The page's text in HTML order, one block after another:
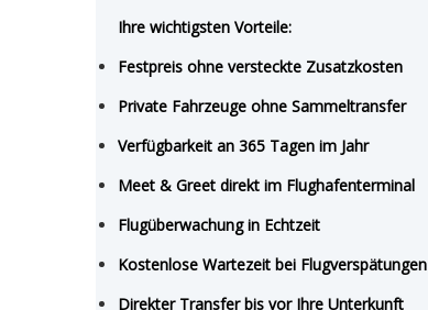
Ihre wichtigsten Vorteile:
Festpreis ohne versteckte Zusatzkosten
Private Fahrzeuge ohne Sammeltransfer
Verfügbarkeit an 365 Tagen im Jahr
Meet & Greet direkt im Flughafenterminal
Flugüberwachung in Echtzeit
Kostenlose Wartezeit bei Flugverspätungen
Direkter Transfer bis vor Ihre Unterkunft